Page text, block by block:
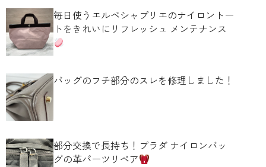
毎日使うエルベシャプリエのナイロントー
トをきれいにリフレッシュ メンテナンス
バッグのフチ部分のスレを修理しました！
部分交換で長持ち！プラダ ナイロンバッ
グの革パーツリペア